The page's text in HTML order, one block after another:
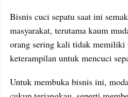
Bisnis cuci sepatu saat ini
masyarakat, terutama kaum
orang sering kali tidak memiliki
keterampilan untuk mencuci
Untuk membuka bisnis ini,